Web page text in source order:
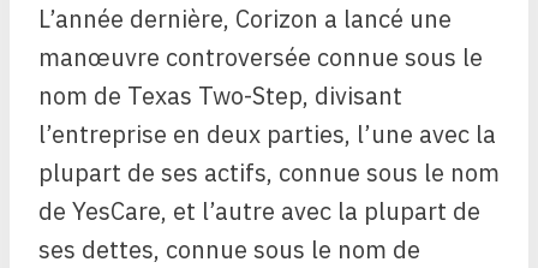
L’année dernière, Corizon a lancé une
manœuvre controversée connue sous le
nom de Texas Two-Step, divisant
l’entreprise en deux parties, l’une avec la
plupart de ses actifs, connue sous le nom
de YesCare, et l’autre avec la plupart de
ses dettes, connue sous le nom de